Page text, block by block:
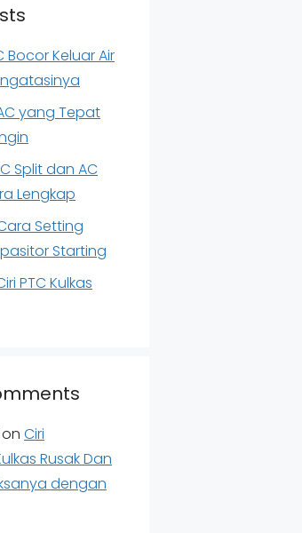
Bocor Keluar Air
yang Tepat
Split dan AC
Lengkap
Setting
Starting
PTC Kulkas
on Ciri
Rusak Dan
dengan